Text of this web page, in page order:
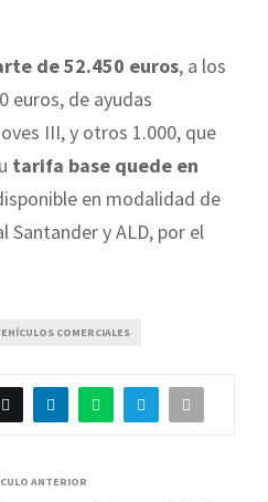
de 52.450 euros, a los
euros, de ayudas
III, y otros 1.000, que
tarifa base quede en
en modalidad de
Santander y ALD, por el
COMERCIALES
ANTERIOR